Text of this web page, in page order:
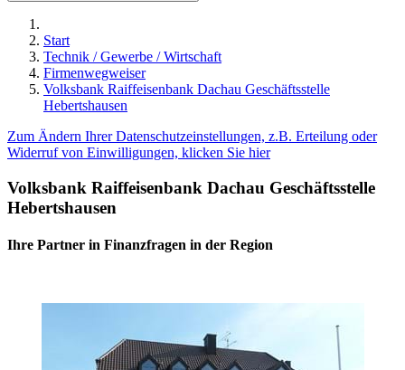
Start
Technik / Gewerbe / Wirtschaft
Firmenwegweiser
Volksbank Raiffeisenbank Dachau Geschäftsstelle
Hebertshausen
Zum Ändern Ihrer Datenschutzeinstellungen, z.B. Erteilung oder
Widerruf von Einwilligungen, klicken Sie hier
Volksbank Raiffeisenbank Dachau Geschäftsstelle
Hebertshausen
Ihre Partner in Finanzfragen in der Region